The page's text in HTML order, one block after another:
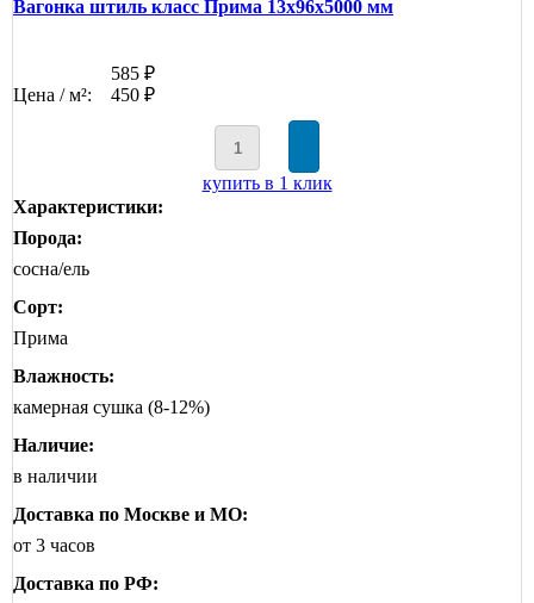
Вагонка штиль класс Прима 13x96x5000 мм
585 ₽
Цена / м²:
450 ₽
купить в 1 клик
Характеристики:
Порода:
сосна/ель
Сорт:
Прима
Влажность:
камерная сушка (8-12%)
Наличие:
в наличии
Доставка по Москве и МО:
от 3 часов
Доставка по РФ: